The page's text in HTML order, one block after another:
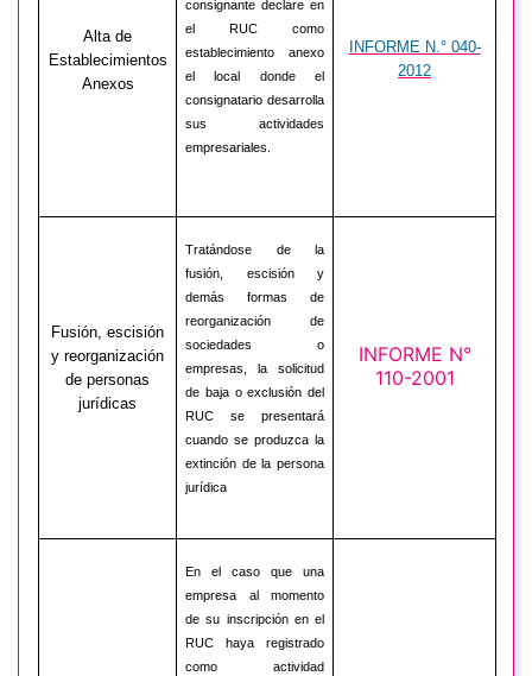
Alta de
Establecimientos
Anexos
consignante declare en
el RUC como
establecimiento anexo
el local donde el
consignatario desarrolla
sus actividades
empresariales.
INFORME N.° 040-
2012
Fusión, escisión
y reorganización
de personas
jurídicas
Tratándose de la
fusión, escisión y
demás formas de
reorganización de
sociedades o
empresas, la solicitud
de baja o exclusión del
RUC se presentará
cuando se produzca la
extinción de la persona
jurídica
INFORME N°
110-2001
En el caso que una
empresa al momento
de su inscripción en el
RUC haya registrado
como actividad